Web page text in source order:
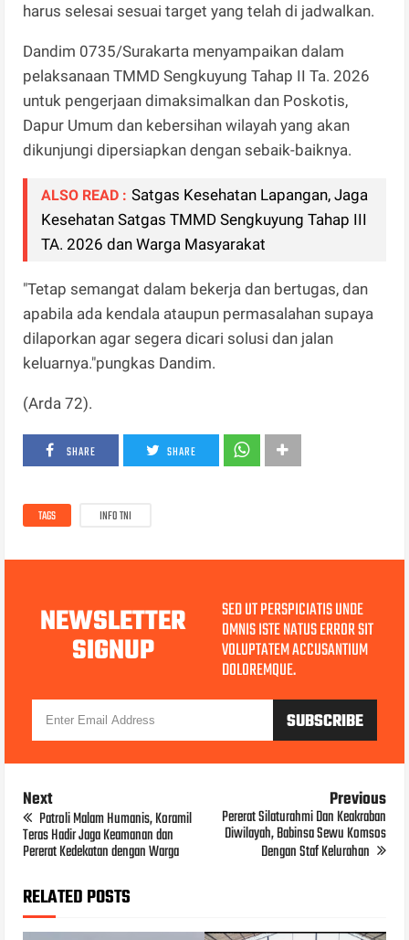
harus selesai sesuai target yang telah di jadwalkan.
Dandim 0735/Surakarta menyampaikan dalam
pelaksanaan TMMD Sengkuyung Tahap II Ta. 2026
untuk pengerjaan dimaksimalkan dan Poskotis,
Dapur Umum dan kebersihan wilayah yang akan
dikunjungi dipersiapkan dengan sebaik-baiknya.
ALSO READ : Satgas Kesehatan Lapangan, Jaga
Kesehatan Satgas TMMD Sengkuyung Tahap III
TA. 2026 dan Warga Masyarakat
"Tetap semangat dalam bekerja dan bertugas, dan
apabila ada kendala ataupun permasalahan supaya
dilaporkan agar segera dicari solusi dan jalan
keluarnya."pungkas Dandim.
(Arda 72).
SHARE SHARE
TAGS INFO TNI
NEWSLETTER
SIGNUP
SED UT PERSPICIATIS UNDE
OMNIS ISTE NATUS ERROR SIT
VOLUPTATEM ACCUSANTIUM
DOLOREMQUE.
Next
Patroli Malam Humanis, Koramil
Teras Hadir Jaga Keamanan dan
Pererat Kedekatan dengan Warga
Previous
Pererat Silaturahmi Dan Keakraban
Diwilayah, Babinsa Sewu Komsos
Dengan Staf Kelurahan
RELATED POSTS